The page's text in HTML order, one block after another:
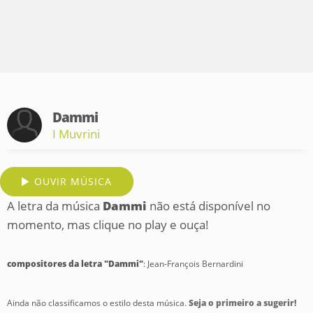
Dammi
I Muvrini
OUVIR MÚSICA
A letra da música Dammi não está disponível no
momento, mas clique no play e ouça!
compositores da letra "Dammi": Jean-François Bernardini
Ainda não classificamos o estilo desta música.Seja o primeiro a sugerir!